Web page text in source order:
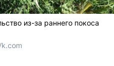
из-за раннего покоса